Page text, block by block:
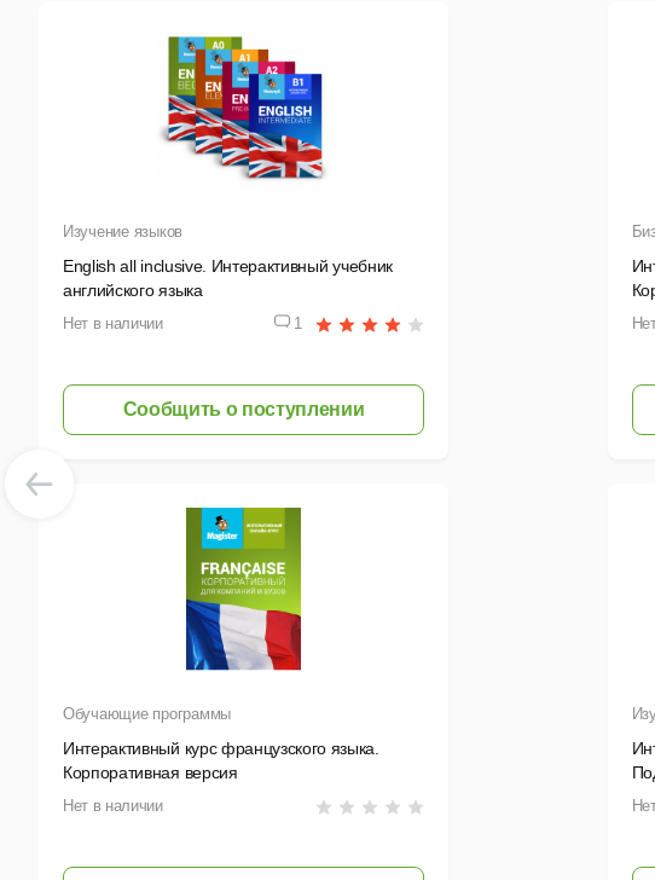
Количество
Установка
Бесплатные
Доступ к
Покупателю
• Курс
• Курс
• Курс
• Курс
• Курс
Изучение языков
English all inclusive. Интерактивный учебник
английского языка
Нет в наличии 1
Сообщить о поступлении
Обучающие программы
Интерактивный курс французского языка.
Корпоративная версия
Нет в наличии